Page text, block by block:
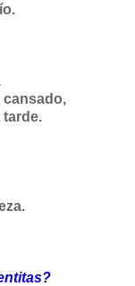
cansado,
tarde.